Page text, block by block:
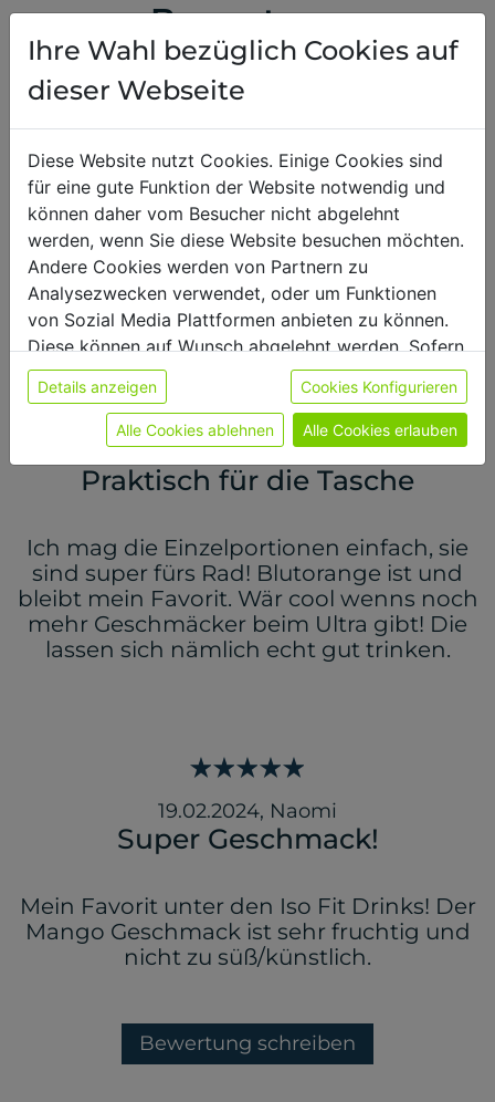
Bewertung
5.0 / 5
2 Bewertungen
Für diese Sorte gibt es noch wenige Bewertungen –
11.07.2024,Robert
Praktisch für die Tasche
Ich mag die Einzelportionen einfach, sie
sind super fürs Rad! Blutorange ist und
bleibt mein Favorit. Wär cool wenns noch
mehr Geschmäcker beim Ultra gibt! Die
lassen sich nämlich echt gut trinken.
19.02.2024, Naomi
Super Geschmack!
Mein Favorit unter den Iso Fit Drinks! Der
Mango Geschmack ist sehr fruchtig und
nicht zu süß/künstlich.
Bewertung schreiben
Ihre Wahl bezüglich Cookies auf
dieser Webseite
Diese Website nutzt Cookies. Einige Cookies sind
für eine gute Funktion der Website notwendig und
können daher vom Besucher nicht abgelehnt
werden, wenn Sie diese Website besuchen möchten.
Andere Cookies werden von Partnern zu
Analysezwecken verwendet, oder um Funktionen
von Sozial Media Plattformen anbieten zu können.
Diese können auf Wunsch abgelehnt werden. Sofern
sie unsere Webseite weiter nutzen, geben Sie
Einwilligung zu unseren Cookies.
Weitere Informationen finden sie in unserer
Datenschutzerklärungbzw. im Impressum
Details anzeigen Cookies Konfigurieren
Alle Cookies ablehnen Alle Cookies erlauben